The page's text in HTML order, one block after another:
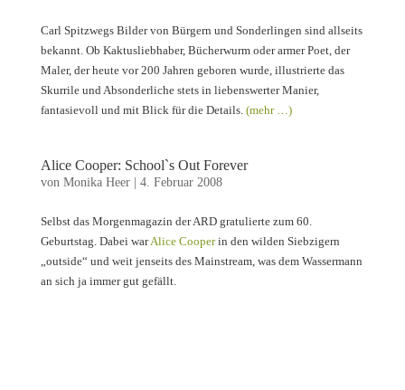
Carl Spitzwegs Bilder von Bürgern und Sonderlingen sind allseits
bekannt. Ob Kaktusliebhaber, Bücherwurm oder armer Poet, der
Maler, der heute vor 200 Jahren geboren wurde, illustrierte das
Skurrile und Absonderliche stets in liebenswerter Manier,
fantasievoll und mit Blick für die Details. (mehr …)
Alice Cooper: School`s Out Forever
von Monika Heer| 4. Februar 2008
Selbst das Morgenmagazin der ARD gratulierte zum 60.
Geburtstag. Dabei warAlice Cooperin den wilden Siebzigern
„outside“ und weit jenseits des Mainstream, was dem Wassermann
an sich ja immer gut gefällt.